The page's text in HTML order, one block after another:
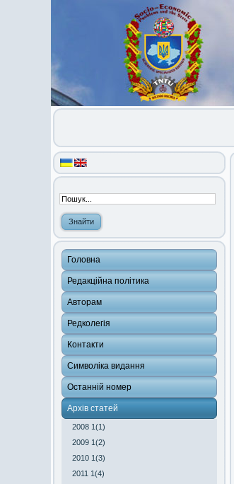
Головна
Редакційна політика
Авторам
Редколегія
Контакти
Символіка видання
Останній номер
Архів статей
2008 1(1)
2009 1(2)
2010 1(3)
2011 1(4)